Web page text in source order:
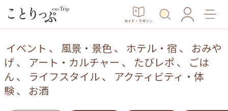
ガイド・マガジン
イベント 、 風景・景色、 ホテル・宿 、 おみや
げ 、 アート・カルチャー 、 たびレポ 、
ごは
ん 、 ライフスタイル、 アクティビティ・体
験、 お酒